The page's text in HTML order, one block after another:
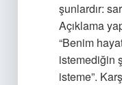
şunlardır:
Açıklama
“Benim
istemediğin
isteme”.